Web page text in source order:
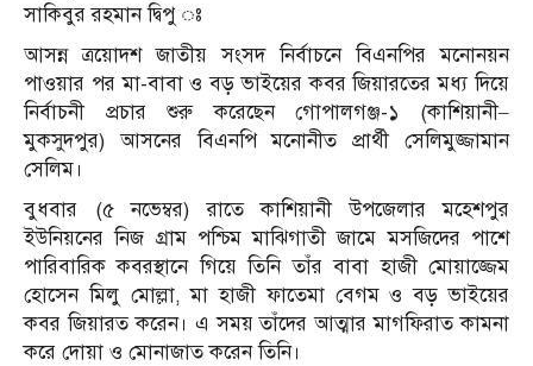
সাকিবুর রহমান দ্বিপু ঃ
আসন্ন ত্রয়োদশ জাতীয় সংসদ নির্বাচনে বিএনপির মনোনয়ন
পাওয়ার পর মা-বাবা ও বড় ভাইয়ের কবর জিয়ারতের মধ্য দিয়ে
নির্বাচনী প্রচার শুরু করেছেন গোপালগঞ্জ-১ (কাশিয়ানী–
মুকসুদপুর) আসনের বিএনপি মনোনীত প্রার্থী সেলিমুজ্জামান
সেলিম।
বুধবার (৫ নভেম্বর) রাতে কাশিয়ানী উপজেলার মহেশপুর
ইউনিয়নের নিজ গ্রাম পশ্চিম মাঝিগাতী জামে মসজিদের পাশে
পারিবারিক কবরস্থানে গিয়ে তিনি তাঁর বাবা হাজী মোয়াজ্জেম
হোসেন মিলু মোল্লা, মা হাজী ফাতেমা বেগম ও বড় ভাইয়ের
কবর জিয়ারত করেন। এ সময় তাঁদের আত্মার মাগফিরাত কামনা
করে দোয়া ও মোনাজাত করেন তিনি।